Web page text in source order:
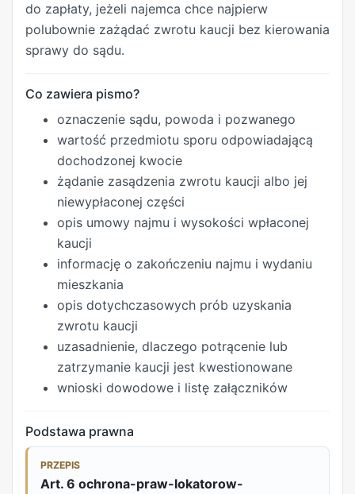
do zapłaty, jeżeli najemca chce najpierw
polubownie zażądać zwrotu kaucji bez kierowania
sprawy do sądu.
Co zawiera pismo?
oznaczenie sądu, powoda i pozwanego
wartość przedmiotu sporu odpowiadającą
dochodzonej kwocie
żądanie zasądzenia zwrotu kaucji albo jej
niewypłaconej części
opis umowy najmu i wysokości wpłaconej
kaucji
informację o zakończeniu najmu i wydaniu
mieszkania
opis dotychczasowych prób uzyskania
zwrotu kaucji
uzasadnienie, dlaczego potrącenie lub
zatrzymanie kaucji jest kwestionowane
wnioski dowodowe i listę załączników
Podstawa prawna
PRZEPIS
Art. 6 ochrona-praw-lokatorow-